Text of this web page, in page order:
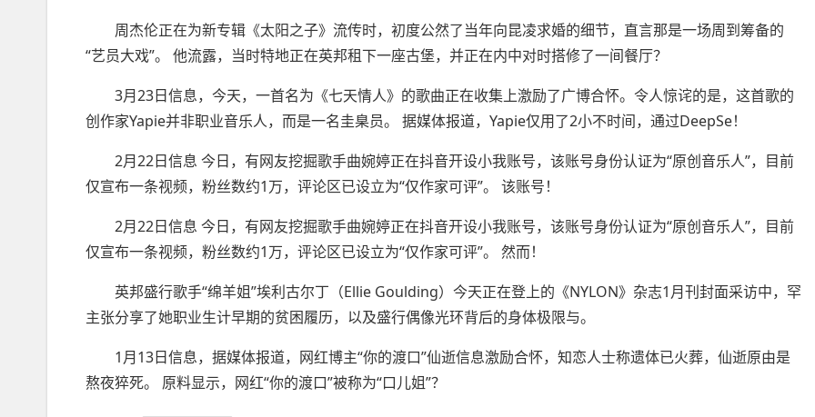
周杰伦正在为新专辑《太阳之子》流传时，初度公然了当年向昆凌求婚的细节，直言那是一场周到筹备的
“艺员大戏”。 他流露，当时特地正在英邦租下一座古堡，并正在内中对时搭修了一间餐厅？
3月23日信息，今天，一首名为《七天情人》的歌曲正在收集上激励了广博合怀。令人惊诧的是，这首歌的
创作家Yapie并非职业音乐人，而是一名圭臬员。 据媒体报道，Yapie仅用了2小不时间，通过DeepSe！
2月22日信息 今日，有网友挖掘歌手曲婉婷正在抖音开设小我账号，该账号身份认证为“原创音乐人”，目前
仅宣布一条视频，粉丝数约1万，评论区已设立为“仅作家可评”。 该账号！
2月22日信息 今日，有网友挖掘歌手曲婉婷正在抖音开设小我账号，该账号身份认证为“原创音乐人”，目前
仅宣布一条视频，粉丝数约1万，评论区已设立为“仅作家可评”。 然而！
英邦盛行歌手“绵羊姐”埃利古尔丁（Ellie Goulding）今天正在登上的《NYLON》杂志1月刊封面采访中，罕
主张分享了她职业生计早期的贫困履历，以及盛行偶像光环背后的身体极限与。
1月13日信息，据媒体报道，网红博主“你的渡口”仙逝信息激励合怀，知恋人士称遗体已火葬，仙逝原由是
熬夜猝死。 原料显示，网红“你的渡口”被称为“口儿姐”？